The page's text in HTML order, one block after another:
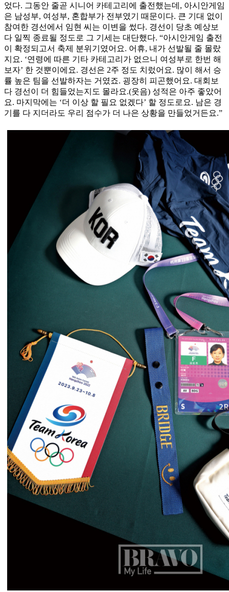
었다. 그동안 줄곧 시니어 카테고리에 출전했는데, 아시안게임
은 남성부, 여성부, 혼합부가 전부였기 때문이다. 큰 기대 없이
참여한 경선에서 임현 씨는 이변을 썼다. 경선이 당초 예상보
다 일찍 종료될 정도로 그 기세는 대단했다. “아시안게임 출전
이 확정되고서 축제 분위기였어요. 어휴, 내가 선발될 줄 몰랐
지요. ‘연령에 따른 기타 카테고리가 없으니 여성부로 한번 해
보자’ 한 것뿐이에요. 경선은 2주 정도 치렀어요. 많이 해서 승
률 높은 팀을 선발하자는 거였죠. 굉장히 피곤했어요. 대회보
다 경선이 더 힘들었는지도 몰라요.(웃음) 성적은 아주 좋았어
요. 마지막에는 ‘더 이상 할 필요 없겠다’ 할 정도로요. 남은 경
기를 다 지더라도 우리 점수가 더 나은 상황을 만들었거든요.”